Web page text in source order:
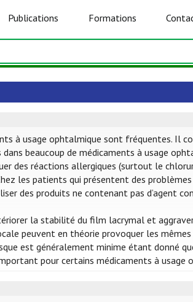
Publications Formations
à usage ophtalmique sont fréquentes. Il
beaucoup de médicaments à usage
des réactions allergiques (surtout le
les patients qui présentent des
des produits ne contenant pas d’agent
la stabilité du film lacrymal et
peuvent en théorie provoquer les
est généralement minime étant donné
pour certains médicaments à usage